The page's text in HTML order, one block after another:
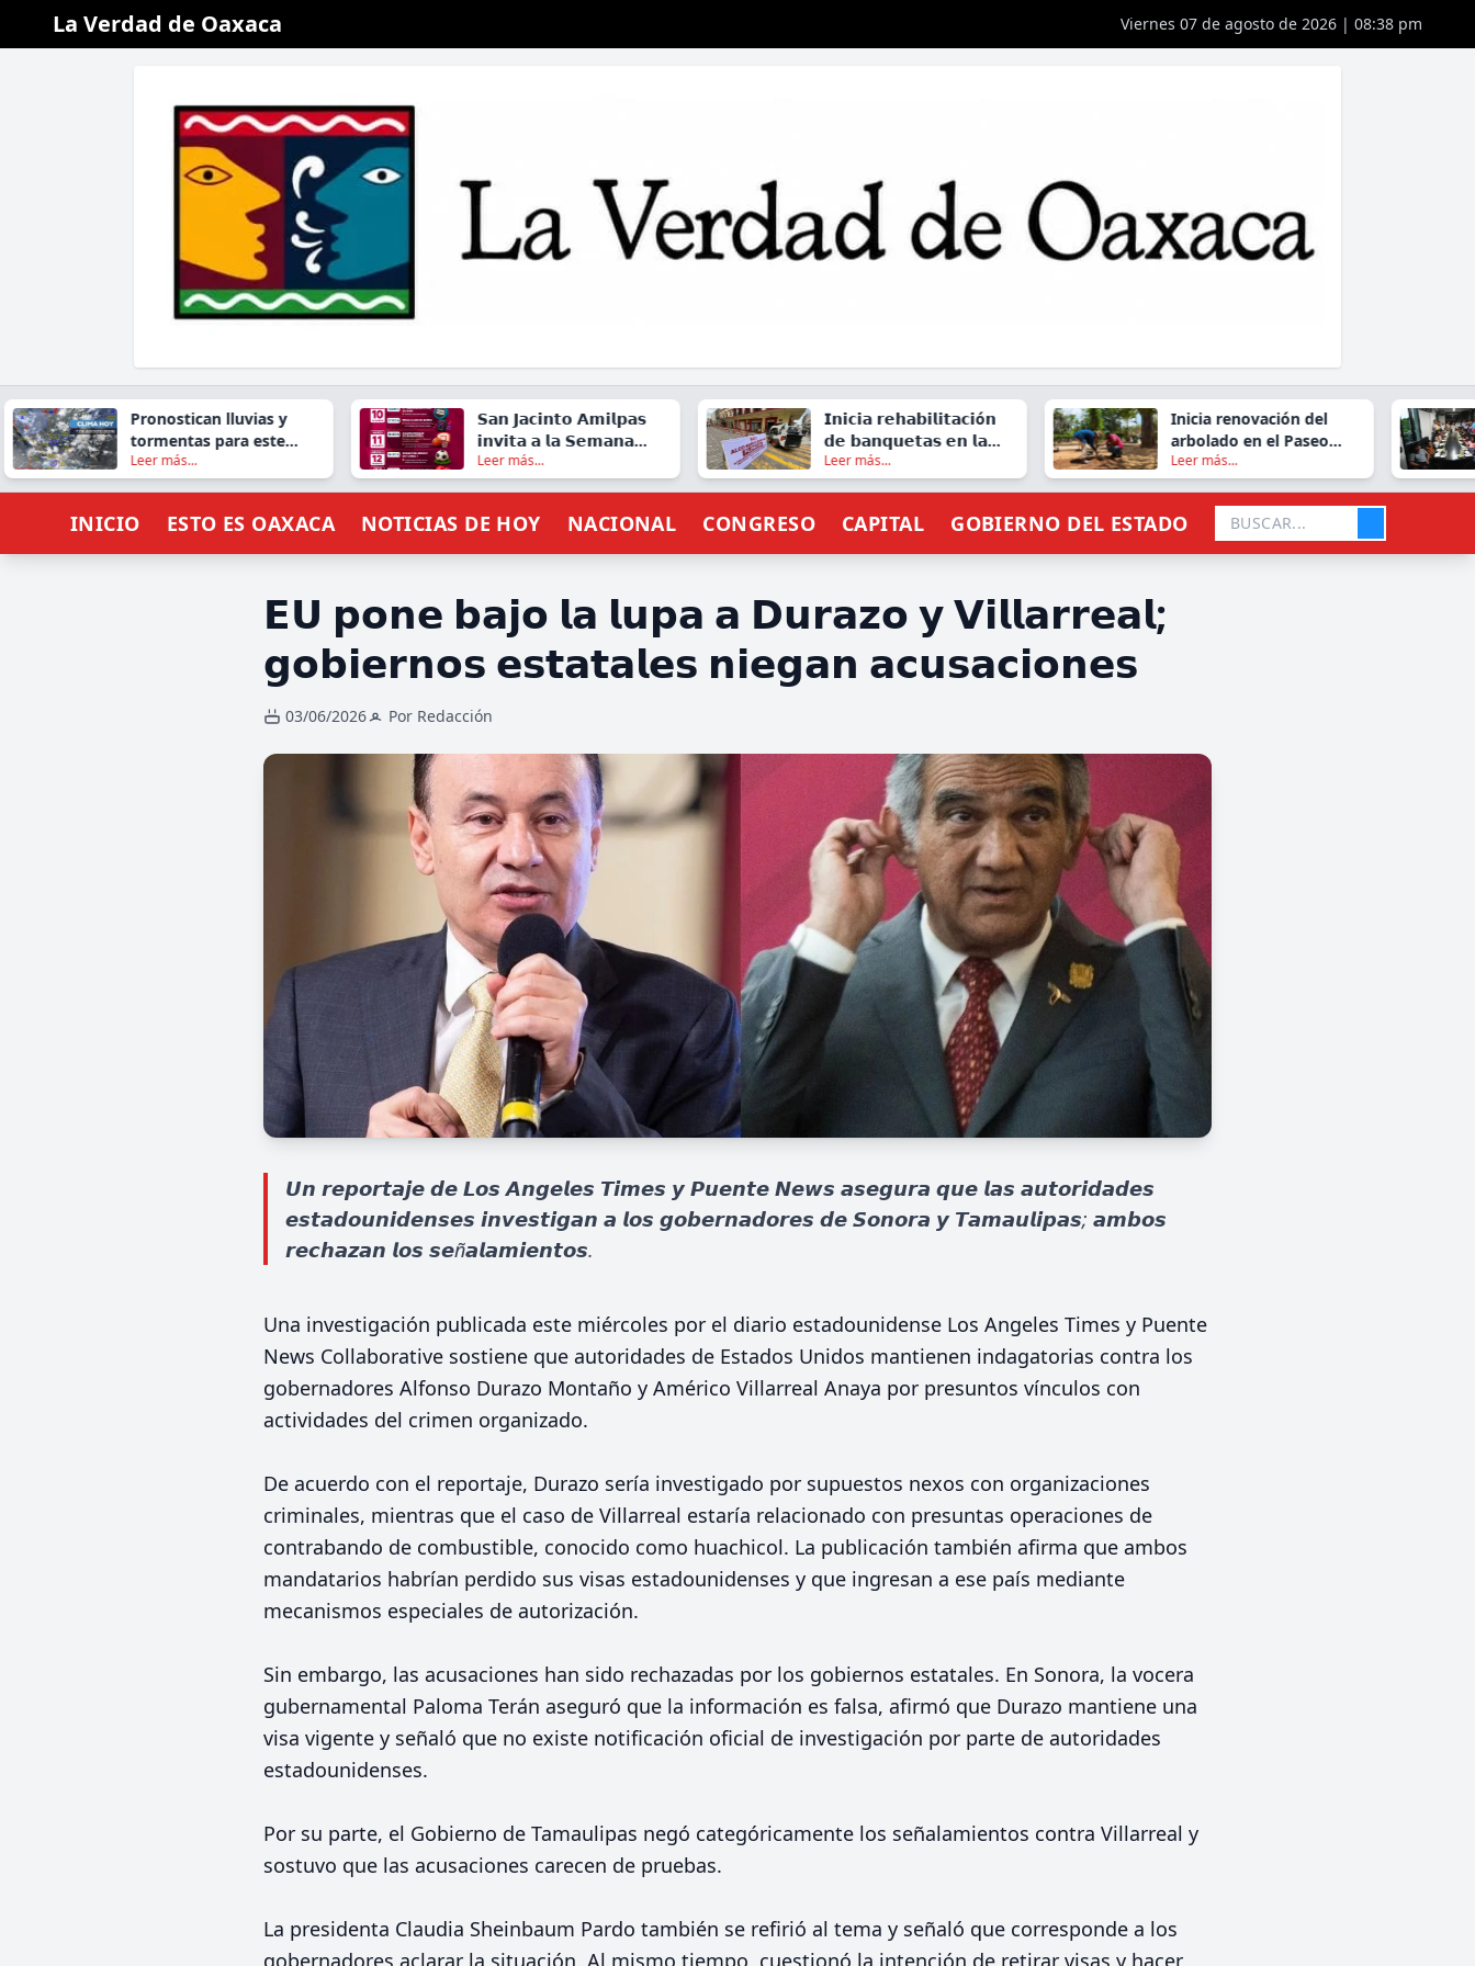
La Verdad de Oaxaca Viernes 07 de agosto de 2026 | 08:38 pm
Pronostican lluvias y
tormentas para este
viernes en gran parte de
Oaxaca
Leer más...
𝗦𝗮𝗻 𝗝𝗮𝗰𝗶𝗻𝘁𝗼 𝗔𝗺𝗶𝗹𝗽𝗮𝘀
𝗶𝗻𝘃𝗶𝘁𝗮 𝗮 𝗹𝗮 𝗦𝗲𝗺𝗮𝗻𝗮
𝗗𝗲𝗽𝗼𝗿𝘁𝗶𝘃𝗮 𝟮𝟬𝟮𝟲
Leer más...
𝗜𝗻𝗶𝗰𝗶𝗮 𝗿𝗲𝗵𝗮𝗯𝗶𝗹𝗶𝘁𝗮𝗰𝗶ó𝗻
𝗱𝗲 𝗯𝗮𝗻𝗾𝘂𝗲𝘁𝗮𝘀 𝗲𝗻 𝗹𝗮
𝗰𝗮𝗹𝗹𝗲 𝗱𝗲 𝗚𝘂𝗲𝗿𝗿𝗲𝗿𝗼, 𝗲𝗻
𝗲𝗹 𝗖𝗲𝗻𝘁𝗿𝗼 𝗱𝗲 𝗢𝗮𝘅𝗮𝗰𝗮
Leer más...
Inicia renovación del
arbolado en el Paseo
Juárez El Llano
Leer más...
INICIO ESTO ES OAXACA NOTICIAS DE HOY NACIONAL CONGRESO CAPITAL GOBIERNO DEL ESTADO
𝗘𝗨 𝗽𝗼𝗻𝗲 𝗯𝗮𝗷𝗼 𝗹𝗮 𝗹𝘂𝗽𝗮 𝗮 𝗗𝘂𝗿𝗮𝘇𝗼 𝘆 𝗩𝗶𝗹𝗹𝗮𝗿𝗿𝗲𝗮𝗹;
𝗴𝗼𝗯𝗶𝗲𝗿𝗻𝗼𝘀 𝗲𝘀𝘁𝗮𝘁𝗮𝗹𝗲𝘀 𝗻𝗶𝗲𝗴𝗮𝗻 𝗮𝗰𝘂𝘀𝗮𝗰𝗶𝗼𝗻𝗲𝘀
03/06/2026 Por Redacción
𝙐𝙣 𝙧𝙚𝙥𝙤𝙧𝙩𝙖𝙟𝙚 𝙙𝙚 𝙇𝙤𝙨 𝘼𝙣𝙜𝙚𝙡𝙚𝙨 𝙏𝙞𝙢𝙚𝙨 𝙮 𝙋𝙪𝙚𝙣𝙩𝙚 𝙉𝙚𝙬𝙨 𝙖𝙨𝙚𝙜𝙪𝙧𝙖 𝙦𝙪𝙚 𝙡𝙖𝙨 𝙖𝙪𝙩𝙤𝙧𝙞𝙙𝙖𝙙𝙚𝙨
𝙚𝙨𝙩𝙖𝙙𝙤𝙪𝙣𝙞𝙙𝙚𝙣𝙨𝙚𝙨 𝙞𝙣𝙫𝙚𝙨𝙩𝙞𝙜𝙖𝙣 𝙖 𝙡𝙤𝙨 𝙜𝙤𝙗𝙚𝙧𝙣𝙖𝙙𝙤𝙧𝙚𝙨 𝙙𝙚 𝙎𝙤𝙣𝙤𝙧𝙖 𝙮 𝙏𝙖𝙢𝙖𝙪𝙡𝙞𝙥𝙖𝙨; 𝙖𝙢𝙗𝙤𝙨
𝙧𝙚𝙘𝙝𝙖𝙯𝙖𝙣 𝙡𝙤𝙨 𝙨𝙚ñ𝙖𝙡𝙖𝙢𝙞𝙚𝙣𝙩𝙤𝙨.
Una investigación publicada este miércoles por el diario estadounidense Los Angeles Times y Puente
News Collaborative sostiene que autoridades de Estados Unidos mantienen indagatorias contra los
gobernadores Alfonso Durazo Montaño y Américo Villarreal Anaya por presuntos vínculos con
actividades del crimen organizado.
De acuerdo con el reportaje, Durazo sería investigado por supuestos nexos con organizaciones
criminales, mientras que el caso de Villarreal estaría relacionado con presuntas operaciones de
contrabando de combustible, conocido como huachicol. La publicación también afirma que ambos
mandatarios habrían perdido sus visas estadounidenses y que ingresan a ese país mediante
mecanismos especiales de autorización.
Sin embargo, las acusaciones han sido rechazadas por los gobiernos estatales. En Sonora, la vocera
gubernamental Paloma Terán aseguró que la información es falsa, afirmó que Durazo mantiene una
visa vigente y señaló que no existe notificación oficial de investigación por parte de autoridades
estadounidenses.
Por su parte, el Gobierno de Tamaulipas negó categóricamente los señalamientos contra Villarreal y
sostuvo que las acusaciones carecen de pruebas.
La presidenta Claudia Sheinbaum Pardo también se refirió al tema y señaló que corresponde a los
gobernadores aclarar la situación. Al mismo tiempo, cuestionó la intención de retirar visas y hacer